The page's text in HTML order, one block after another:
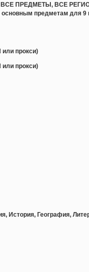
ПРЕДМЕТЫ, ВСЕ
предметам для
или прокси)
или прокси)
История, География,